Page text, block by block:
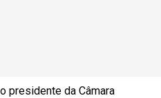
presidente da Câmara